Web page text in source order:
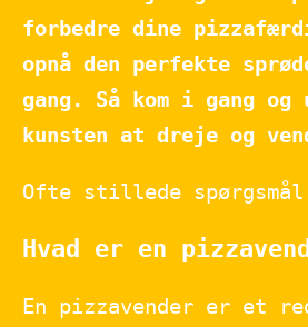
forbedre dine
opnå den perfekte
gang. Så kom i gang og
kunsten at dreje og
Ofte stillede spørgsmål
Hvad er en
En pizzavender er et